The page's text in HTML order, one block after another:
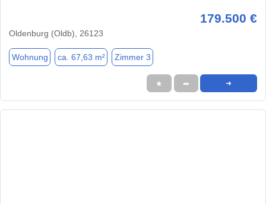
179.500 €
Oldenburg (Oldb), 26123
Wohnung ca. 67,63 m² Zimmer 3
★ ➦ ➜